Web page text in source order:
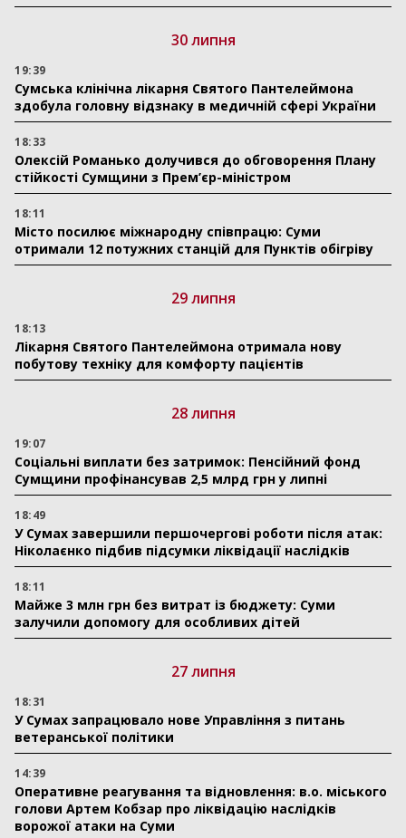
30 липня
19:39
Сумська клінічна лікарня Святого Пантелеймона
здобула головну відзнаку в медичній сфері України
18:33
Олексій Романько долучився до обговорення Плану
стійкості Сумщини з Прем’єр-міністром
18:11
Місто посилює міжнародну співпрацю: Суми
отримали 12 потужних станцій для Пунктів обігріву
29 липня
18:13
Лікарня Святого Пантелеймона отримала нову
побутову техніку для комфорту пацієнтів
28 липня
19:07
Соціальні виплати без затримок: Пенсійний фонд
Сумщини профінансував 2,5 млрд грн у липні
18:49
У Сумах завершили першочергові роботи після атак:
Ніколаєнко підбив підсумки ліквідації наслідків
18:11
Майже 3 млн грн без витрат із бюджету: Суми
залучили допомогу для особливих дітей
27 липня
18:31
У Сумах запрацювало нове Управління з питань
ветеранської політики
14:39
Оперативне реагування та відновлення: в.о. міського
голови Артем Кобзар про ліквідацію наслідків
ворожої атаки на Суми